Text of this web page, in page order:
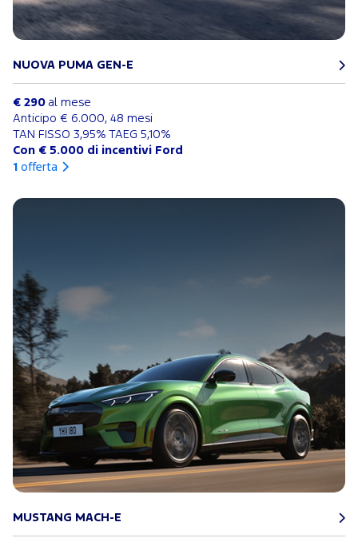
NUOVA PUMA GEN-E
€ 290 al mese
Anticipo € 6.000, 48 mesi
TAN FISSO 3,95% TAEG 5,10%
Con € 5.000 di incentivi Ford
1 offerta
MUSTANG MACH-E